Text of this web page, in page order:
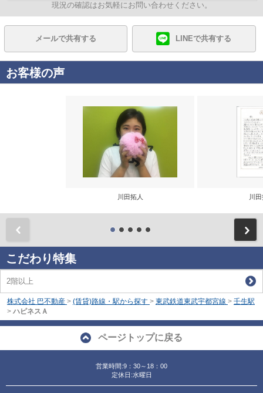
現況の確認はお気軽にお問い合わせください。
メールで共有する LINEで共有する
お客様の声
川田拓人 川
こだわり特集
2階以上
株式会社 巴不動産 > (賃貸)路線・駅から探す > 東武鉄道東武宇都宮線 > 壬生駅
> ハピネスＡ
ページトップに戻る
営業時間:9：30～18：00
定休日:水曜日